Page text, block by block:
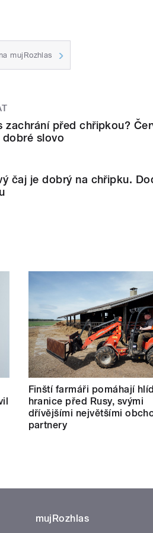
mujRozhlas
zachrání před chřipkou?
dobré slovo
čaj je dobrý na chřipku.
Finští farmáři pomáhají
hranice před Rusy, svými
dřívějšími největšími
partnery
mujRozhlas